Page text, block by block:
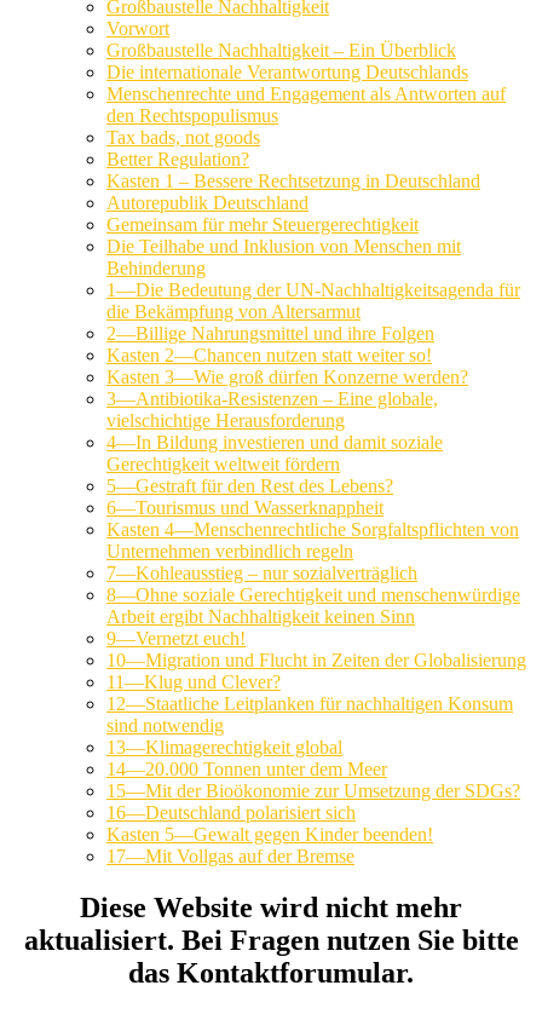
Großbaustelle Nachhaltigkeit
Vorwort
Großbaustelle Nachhaltigkeit – Ein Überblick
Die internationale Verantwortung Deutschlands
Menschenrechte und Engagement als Antworten auf
den Rechtspopulismus
Tax bads, not goods
Better Regulation?
Kasten 1 – Bessere Rechtsetzung in Deutschland
Autorepublik Deutschland
Gemeinsam für mehr Steuergerechtigkeit
Die Teilhabe und Inklusion von Menschen mit
Behinderung
1—Die Bedeutung der UN-Nachhaltigkeitsagenda für
die Bekämpfung von Altersarmut
2—Billige Nahrungsmittel und ihre Folgen
Kasten 2—Chancen nutzen statt weiter so!
Kasten 3—Wie groß dürfen Konzerne werden?
3—Antibiotika-Resistenzen – Eine globale,
vielschichtige Herausforderung
4—In Bildung investieren und damit soziale
Gerechtigkeit weltweit fördern
5—Gestraft für den Rest des Lebens?
6—Tourismus und Wasserknappheit
Kasten 4—Menschenrechtliche Sorgfaltspflichten von
Unternehmen verbindlich regeln
7—Kohleausstieg – nur sozialverträglich
8—Ohne soziale Gerechtigkeit und menschenwürdige
Arbeit ergibt Nachhaltigkeit keinen Sinn
9—Vernetzt euch!
10—Migration und Flucht in Zeiten der Globalisierung
11—Klug und Clever?
12—Staatliche Leitplanken für nachhaltigen Konsum
sind notwendig
13—Klimagerechtigkeit global
14—20.000 Tonnen unter dem Meer
15—Mit der Bioökonomie zur Umsetzung der SDGs?
16—Deutschland polarisiert sich
Kasten 5—Gewalt gegen Kinder beenden!
17—Mit Vollgas auf der Bremse
Diese Website wird nicht mehr
aktualisiert. Bei Fragen nutzen Sie bitte
das Kontaktforumular.